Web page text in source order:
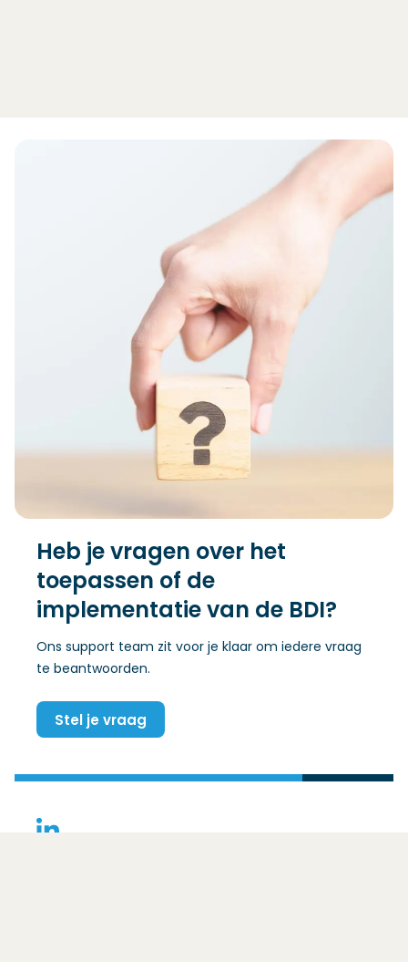
Heb je vragen over het
toepassen of de
implementatie van de BDI?
Ons support team zit voor je klaar om iedere vraag
te beantwoorden.
Stel je vraag
(Opent in een nieuw venster)